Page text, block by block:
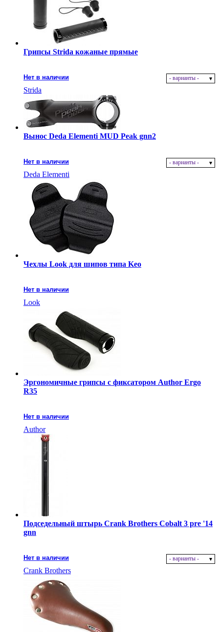
Грипсы Strida кожаные прямые
Нет в наличии - варианты -
Strida
Вынос Deda Elementi MUD Peak gnn2
Нет в наличии - варианты -
Deda Elementi
Чехлы Look для шипов типа Keo
Нет в наличии
Look
Эргономичные грипсы с фиксатором Author Ergo
R35
Нет в наличии
Author
Подседельный штырь Crank Brothers Cobalt 3 pre '14
gnn
Нет в наличии - варианты -
Crank Brothers